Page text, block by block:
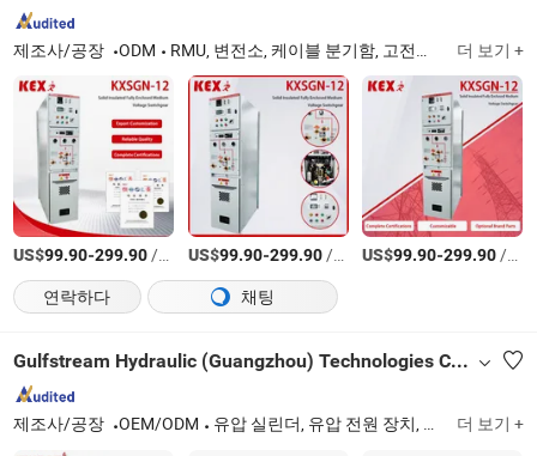
제조사/공장 ODM RMU, 변전소, 케이블 분기함, 고전압 스위치기어, 저전압 스위치기어, 진공 차단기, 단락기 더 보기 +
US$99.90-299.90/상품 US$99.90-299.90/상품 US$99.90-299.90/상품
연락하다
채팅
Gulfstream Hydraulic (Guangzhou) Technologies Co., Ltd.
제조사/공장 OEM/ODM 유압 실린더, 유압 전원 장치, 유압 밸브, 유압 펌프, 유압 피팅 더 보기 +